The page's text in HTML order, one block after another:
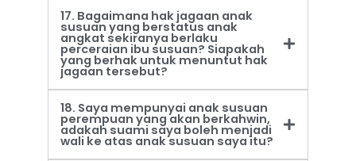
17. Bagaimana hak jagaan anak
susuan yang berstatus anak
angkat sekiranya berlaku
perceraian ibu susuan? Siapakah
yang berhak untuk menuntut hak
jagaan tersebut?
18. Saya mempunyai anak susuan
perempuan yang akan berkahwin,
adakah suami saya boleh menjadi
wali ke atas anak susuan saya itu?